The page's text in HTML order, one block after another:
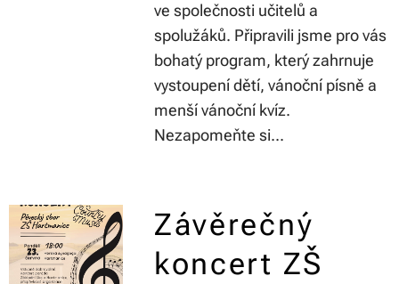
ve společnosti učitelů a
spolužáků. Připravili jsme pro vás
bohatý program, který zahrnuje
vystoupení dětí, vánoční písně a
menší vánoční kvíz.
Nezapomeňte si...
Závěrečný
koncert ZŠ